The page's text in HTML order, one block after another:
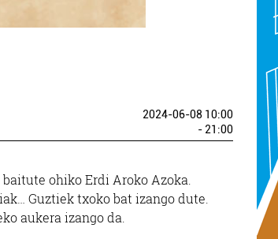
2024-06-08 10:00
- 21:00
ohiko Erdi Aroko Azoka.
Guztiek txoko bat izango dute.
aukera izango da.